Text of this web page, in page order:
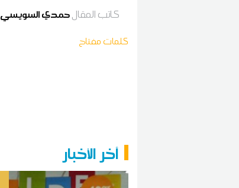
كاتب المقالحمدي السويسي
كلمات مفتاح
آخر الأخبار